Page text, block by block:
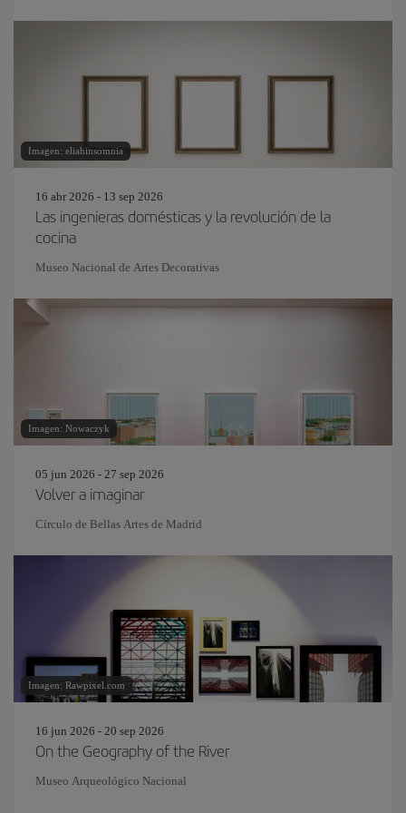
Imagen: eliahinsomnia
16 abr 2026 - 13 sep 2026
Las ingenieras domésticas y la revolución de la
cocina
Museo Nacional de Artes Decorativas
Imagen: Nowaczyk
05 jun 2026 - 27 sep 2026
Volver a imaginar
Círculo de Bellas Artes de Madrid
Imagen: Rawpixel.com
16 jun 2026 - 20 sep 2026
On the Geography of the River
Museo Arqueológico Nacional